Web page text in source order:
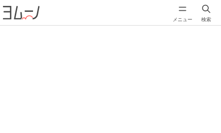
メニュー 検索